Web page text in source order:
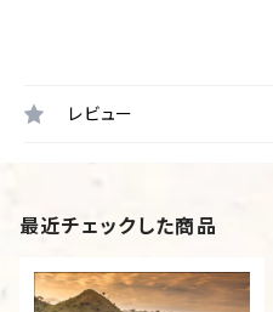
レビュー
最近チェックした商品